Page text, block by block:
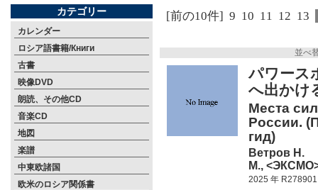
カテゴリー
カレンダー
ロシア語書籍/Книги
古書
映像DVD
朗読、その他CD
音楽CD
地図
楽譜
中東欧諸国
欧米のロシア関係書
[前の10件] 9 10 11 12 13
並べ
パワース
へ出か
Места
России.
гид)
Ветров Н.
М.,
2025 年 R278901